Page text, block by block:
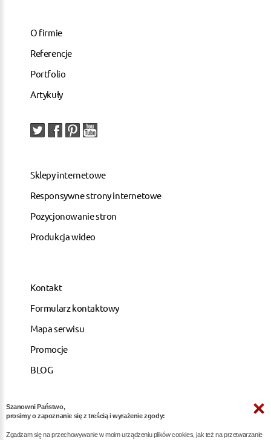
O firmie
Referencje
Portfolio
Artykuły
Sklepy internetowe
Responsywne strony internetowe
Pozycjonowanie stron
Produkcja wideo
Kontakt
Formularz kontaktowy
Mapa serwisu
Promocje
BLOG
ARTYKUŁY
Szanowni Państwo,
prosimy o zapoznanie się z treścią i wyrażenie zgody:
Zgadzam się na przechowywanie w moim urządzeniu plików cookies, jak też na przetwarzanie